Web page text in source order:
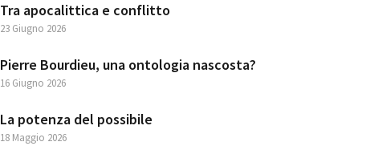
Tra apocalittica e conflitto
23 Giugno 2026
Pierre Bourdieu, una ontologia nascosta?
16 Giugno 2026
La potenza del possibile
18 Maggio 2026